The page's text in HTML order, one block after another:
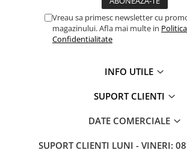
Echipamente marcaje rutiere
Accesorii sisteme pompare
Compactoare
Placi compactoare unidirectionale
Cilindri vibrocompactori
Accesorii compactoare
Betoniere
Vreau sa primesc newsletter cu
magazinului. Afla mai multe in
Confidentialitate
INFO UTILE
SUPORT CLIENTI
DATE COMERCIALE
SUPORT CLIENTI LUNI - VINERI: